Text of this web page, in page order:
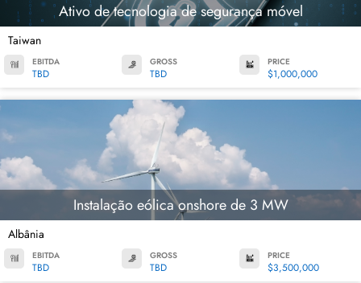
Ativo de tecnologia de segurança móvel
Taiwan
EBITDA
TBD
GROSS
TBD
PRICE
$1,000,000
Instalação eólica onshore de 3 MW
Albânia
EBITDA
TBD
GROSS
TBD
PRICE
$3,500,000